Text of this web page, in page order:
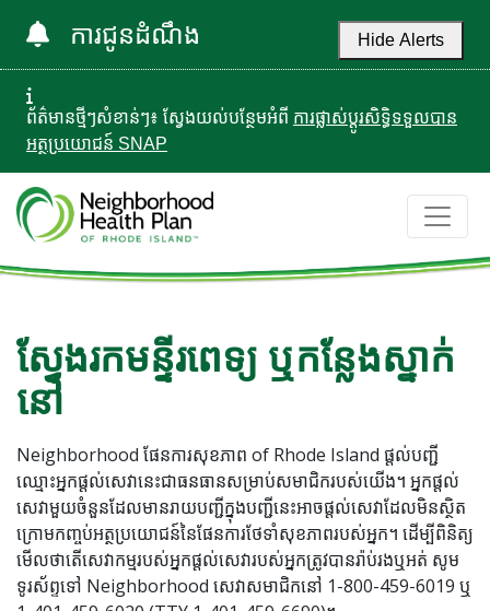
ការជូនដំណឹង Hide Alerts
ព័ត៌មានថ្មីៗសំខាន់ៗ៖ ស្វែងយល់បន្ថែមអំពី ការផ្លាស់ប្តូរសិទ្ធិទទួលបាន
អត្ថប្រយោជន៍ SNAP
ស្វែងរកមន្ទីរពេទ្យ ឬកន្លែងស្នាក់
នៅ
Neighborhood ផែនការសុខភាព of Rhode Island ផ្តល់បញ្ជី
ឈ្មោះអ្នកផ្តល់សេវានេះជាធនធានសម្រាប់សមាជិករបស់យើង។ អ្នកផ្តល់
សេវាមួយចំនួនដែលមានរាយបញ្ជីក្នុងបញ្ជីនេះអាចផ្តល់សេវាដែលមិនស្ថិត
ក្រោមកញ្ចប់អត្ថប្រយោជន៍នៃផែនការថែទាំសុខភាពរបស់អ្នក។ ដើម្បីពិនិត្យ
មើលថាតើសេវាកម្មរបស់អ្នកផ្តល់សេវារបស់អ្នកត្រូវបានរ៉ាប់រងឬអត់ សូម
ទូរស័ព្ទទៅ Neighborhood សេវាសមាជិកនៅ 1-800-459-6019 ឬ